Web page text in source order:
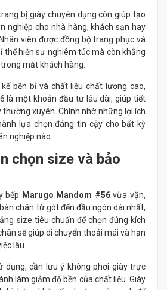
bị giày chuyên dụng còn giúp tạo
nghiệp cho nhà hàng, khách sạn hay
viên được đồng bộ trang phục và
thể hiện sự nghiêm túc mà còn khẳng
mắt khách hàng.
bền bỉ và chất liệu chất lượng cao,
là một khoản đầu tư lâu dài, giúp tiết
thường xuyên. Chính nhờ những lợi ích
lựa chọn đáng tin cậy cho bất kỳ
nghiệp nào.
chọn size và bảo
bếp Marugo Mandom #56vừa vặn,
chân từ gót đến đầu ngón dài nhất,
size tiêu chuẩn để chọn đúng kích
sẽ giúp di chuyển thoải mái và hạn
lâu.
cần lưu ý không phơi giày trực
làm giảm độ bền của chất liệu. Giày